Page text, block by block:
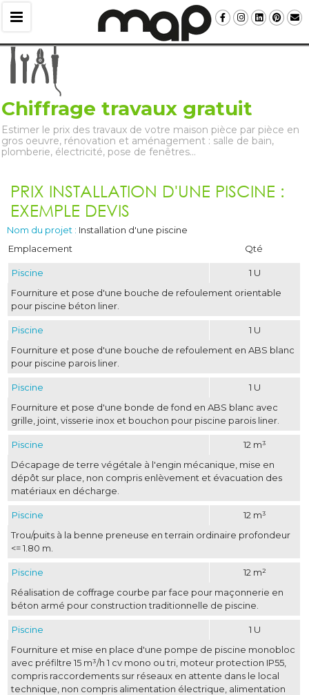
Chiffrage travaux gratuit
Estimer le prix des travaux de votre maison pièce par pièce en
gros oeuvre, rénovation et aménagement : salle de bain,
plomberie, électricité, pose de fenêtres…
PRIX INSTALLATION D'UNE PISCINE :
EXEMPLE DEVIS
Nom du projet : Installation d'une piscine
Emplacement
Qté
Piscine
1 U
Fourniture et pose d'une bouche de refoulement orientable
pour piscine béton liner.
Piscine
1 U
Fourniture et pose d'une bouche de refoulement en ABS blanc
pour piscine parois liner.
Piscine
1 U
Fourniture et pose d'une bonde de fond en ABS blanc avec
grille, joint, visserie inox et bouchon pour piscine parois liner.
Piscine
12 m³
Décapage de terre végétale à l'engin mécanique, mise en
dépôt sur place, non compris enlèvement et évacuation des
matériaux en décharge.
Piscine
12 m³
Trou/puits à la benne preneuse en terrain ordinaire profondeur
<= 1.80 m.
Piscine
12 m²
Réalisation de coffrage courbe par face pour maçonnerie en
béton armé pour construction traditionnelle de piscine.
Piscine
1 U
Fourniture et mise en place d'une pompe de piscine monobloc
avec préfiltre 15 m³/h 1 cv mono ou tri, moteur protection IP55,
compris raccordements sur réseaux en attente dans le local
technique, non compris alimentation électrique, alimentation